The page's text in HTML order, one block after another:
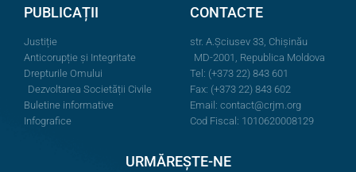
PUBLICAȚII
Justiție
Anticorupție și Integritate
Drepturile Omului
Dezvoltarea Societății Civile
Buletine informative
Infografice
CONTACTE
str. A.Şciusev 33, Chișinău
MD-2001, Republica Moldova
Tel: (+373 22) 843 601
Fax: (+373 22) 843 602
Email: contact@crjm.org
Cod Fiscal: 1010620008129
URMĂREȘTE-NE